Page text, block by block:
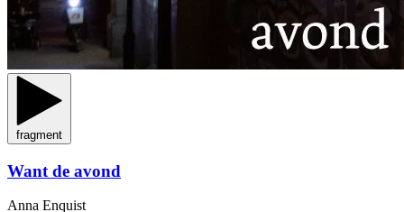
fragment
Want de avond
Anna Enquist